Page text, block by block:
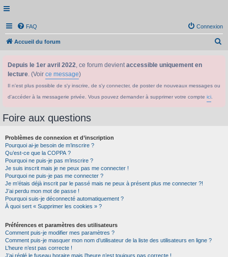
FAQ Connexion
Accueil du forum
Depuis le 1er avril 2022, ce forum devientaccessible uniquement en
lecture. (Voir ce message)
Il n'est plus possible de s'y inscrire, de s'y connecter, de poster de nouveaux messages ou
d'accéder à la messagerie privée. Vous pouvez demander à supprimer votre compte ici
Foire aux questions
Problèmes de connexion et d’inscription
Pourquoi ai-je besoin de m’inscrire ?
Qu’est-ce que la COPPA ?
Pourquoi ne puis-je pas m’inscrire ?
Je suis inscrit mais je ne peux pas me connecter !
Pourquoi ne puis-je pas me connecter ?
Je m’étais déjà inscrit par le passé mais ne peux à présent plus me connecter ?!
J’ai perdu mon mot de passe !
Pourquoi suis-je déconnecté automatiquement ?
À quoi sert « Supprimer les cookies » ?
Préférences et paramètres des utilisateurs
Comment puis-je modifier mes paramètres ?
Comment puis-je masquer mon nom d’utilisateur de la liste des utilisateurs en ligne ?
L’heure n’est pas correcte !
J’ai réglé le fuseau horaire mais l’heure n’est toujours pas correcte !